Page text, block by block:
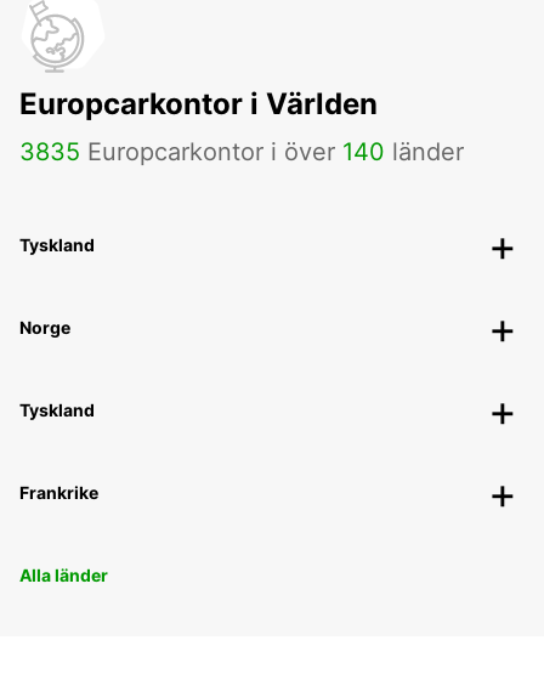
Europcarkontor i Världen
3835 Europcarkontor i över 140 länder
Tyskland
Norge
Tyskland
Frankrike
Alla länder